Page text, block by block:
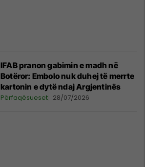
IFAB pranon gabimin e madh në
Botëror: Embolo nuk duhej të merrte
kartonin e dytë ndaj Argjentinës
Përfaqësueset 28/07/2026